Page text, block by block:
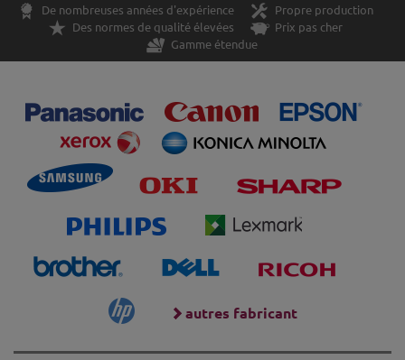
De nombreuses années d'expérience
Propre production
Des normes de qualité élevées
Prix pas cher
Gamme étendue
autres fabricant